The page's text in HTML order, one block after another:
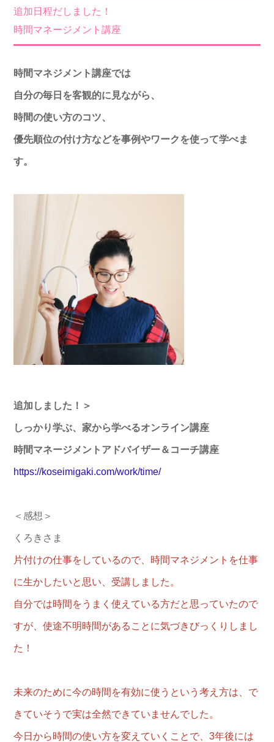
追加日程だしました！
時間マネージメント講座
時間マネジメント講座では
自分の毎日を客観的に見ながら、
時間の使い方のコツ、
優先順位の付け方などを事例やワークを使って学べま
す。
追加しました！＞
しっかり学ぶ、家から学べるオンライン講座
時間マネージメントアドバイザー＆コーチ講座
https://koseimigaki.com/work/time/
＜感想＞
くろきさま
片付けの仕事をしているので、時間マネジメントを仕事
に生かしたいと思い、受講しました。
自分では時間をうまく使えている方だと思っていたので
すが、使途不明時間があることに気づきびっくりしまし
た！
未来のために今の時間を有効に使うという考え方は、で
きていそうで実は全然できていませんでした。
今日から時間の使い方を変えていくことで、3年後には